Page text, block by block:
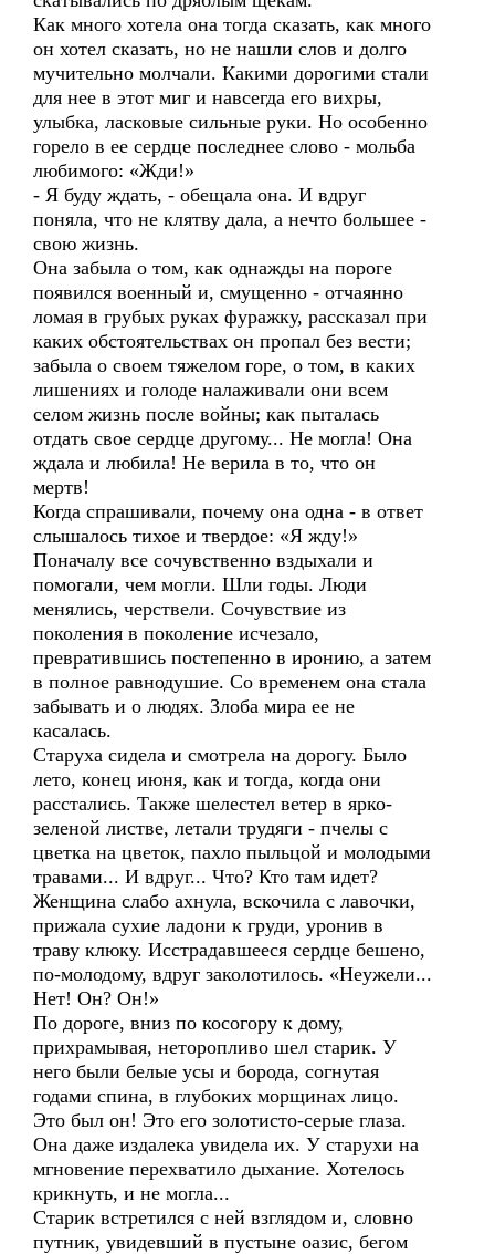
Как много хотела она тогда сказать, как много
он хотел сказать, но не нашли слов и долго
мучительно молчали. Какими дорогими стали
для нее в этот миг и навсегда его вихры,
улыбка, ласковые сильные руки. Но особенно
горело в ее сердце последнее слово - мольба
любимого: «Жди!»
- Я буду ждать, - обещала она. И вдруг
поняла, что не клятву дала, а нечто большее -
свою жизнь.
Она забыла о том, как однажды на пороге
появился военный и, смущенно - отчаянно
ломая в грубых руках фуражку, рассказал при
каких обстоятельствах он пропал без вести;
забыла о своем тяжелом горе, о том, в каких
лишениях и голоде налаживали они всем
селом жизнь после войны; как пыталась
отдать свое сердце другому... Не могла! Она
ждала и любила! Не верила в то, что он
мертв!
Когда спрашивали, почему она одна - в ответ
слышалось тихое и твердое: «Я жду!»
Поначалу все сочувственно вздыхали и
помогали, чем могли. Шли годы. Люди
менялись, черствели. Сочувствие из
поколения в поколение исчезало,
превратившись постепенно в иронию, а затем
в полное равнодушие. Со временем она стала
забывать и о людях. Злоба мира ее не
касалась.
Старуха сидела и смотрела на дорогу. Было
лето, конец июня, как и тогда, когда они
расстались. Также шелестел ветер в ярко-
зеленой листве, летали трудяги - пчелы с
цветка на цветок, пахло пыльцой и молодыми
травами... И вдруг... Что? Кто там идет?
Женщина слабо ахнула, вскочила с лавочки,
прижала сухие ладони к груди, уронив в
траву клюку. Исстрадавшееся сердце бешено,
по-молодому, вдруг заколотилось. «Неужели...
Нет! Он? Он!»
По дороге, вниз по косогору к дому,
прихрамывая, неторопливо шел старик. У
него были белые усы и борода, согнутая
годами спина, в глубоких морщинах лицо.
Это был он! Это его золотисто-серые глаза.
Она даже издалека увидела их. У старухи на
мгновение перехватило дыхание. Хотелось
крикнуть, и не могла...
Старик встретился с ней взглядом и, словно
путник, увидевший в пустыне оазис, бегом